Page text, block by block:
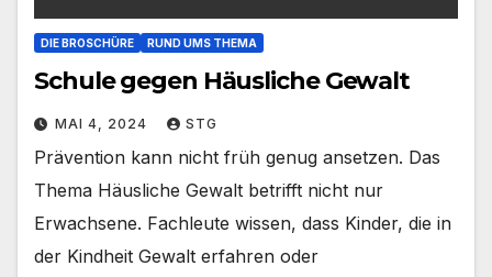
DIE BROSCHÜRE RUND UMS THEMA
Schule gegen Häusliche Gewalt
MAI 4, 2024 STG
Prävention kann nicht früh genug ansetzen. Das
Thema Häusliche Gewalt betrifft nicht nur
Erwachsene. Fachleute wissen, dass Kinder, die in
der Kindheit Gewalt erfahren oder